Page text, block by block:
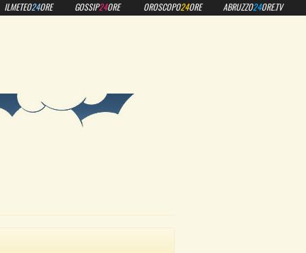
ILMETEO24ORE GOSSIP24ORE OROSCOPO24ORE ABRUZZO24ORE.TV